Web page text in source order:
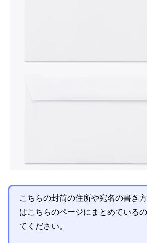
こちらの封筒の住所や宛名の書き
はこちらのページにまとめている
てください。